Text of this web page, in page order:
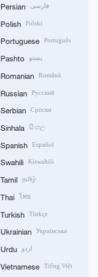
Persian فارسی
Polish Polski
Portuguese Português
Pashto پښتو
Romanian Română
Russian Русский
Serbian Српски
Sinhala සිංහල
Spanish Español
Swahili Kiswahili
Tamil தமிழ்
Thai ไทย
Turkish Türkçe
Ukrainian Українська
Urdu اردو
Vietnamese Tiếng Việt